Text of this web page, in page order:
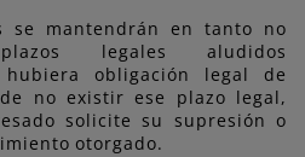
se mantendrán en tanto no
legales aludidos
obligación legal de
no existir ese plazo legal,
solicite su supresión o
otorgado.